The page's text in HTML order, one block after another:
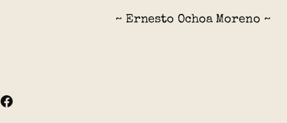
~ Ernesto Ochoa Moreno ~
Facebook